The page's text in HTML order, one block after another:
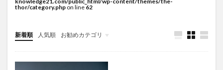
thor/category.php on line62
新着順 人気順 お勧めカテゴリ
未分類